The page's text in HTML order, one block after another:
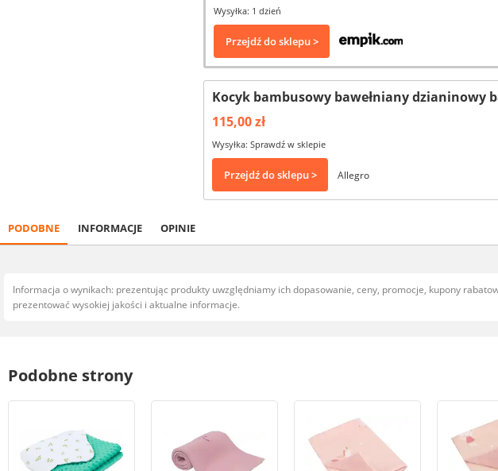
Wysyłka: 1 dzień
Przejdź do sklepu >
Kocyk bambusowy bawełniany dzianinowy
115,00 zł
Wysyłka: Sprawdź w sklepie
Przejdź do sklepu > Allegro
PODOBNE INFORMACJE OPINIE
Informacja o wynikach: prezentując produkty uwzględniamy ich dopasowanie, ceny, promocje, kupony
prezentować wysokiej jakości i aktualne informacje.
Podobne strony